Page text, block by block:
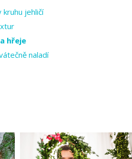
kruhu jehličí
hřeje
naladí